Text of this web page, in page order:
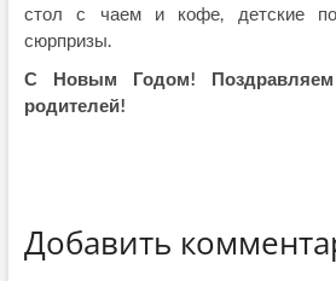
стол с чаем и кофе, детские
сюрпризы.
С Новым Годом!
родителей!
Добавить